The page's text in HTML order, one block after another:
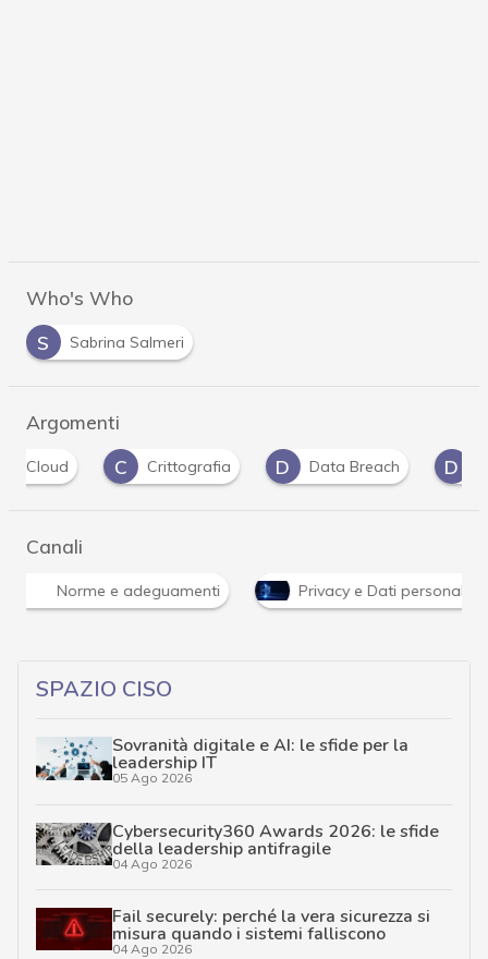
Who's Who
S
Sabrina Salmeri
Argomenti
C
Crittografia D Data Breach D dati
Canali
Norme e adeguamenti Privacy e Dati personali
SPAZIO CISO
Sovranità digitale e AI: le sfide per la
leadership IT
05 Ago 2026
Cybersecurity360 Awards 2026: le sfide
della leadership antifragile
04 Ago 2026
Fail securely: perché la vera sicurezza si
misura quando i sistemi falliscono
04 Ago 2026